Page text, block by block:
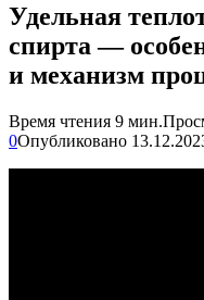
Удельная
спирта —
и механизм
Время чтения 9 мин.
0Опубликовано